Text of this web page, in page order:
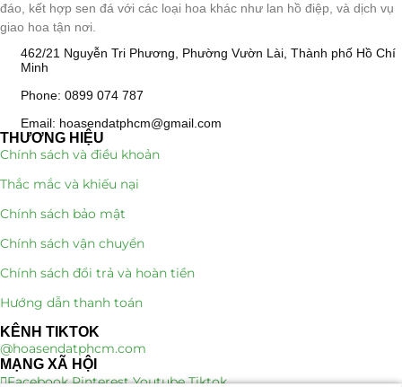
đáo, kết hợp sen đá với các loại hoa khác như lan hồ điệp, và dịch vụ
giao hoa tận nơi.
462/21 Nguyễn Tri Phương, Phường Vườn Lài, Thành phố Hồ Chí
Minh
Phone: 0899 074 787
Email: hoasendatphcm@gmail.com
THƯƠNG HIỆU
Chính sách và điều khoản
Thắc mắc và khiếu nại
Chính sách bảo mật
Chính sách vận chuyển
Chính sách đổi trả và hoàn tiền
Hướng dẫn thanh toán
KÊNH TIKTOK
@hoasendatphcm.com
MẠNG XÃ HỘI
Facebook Pinterest Youtube Tiktok